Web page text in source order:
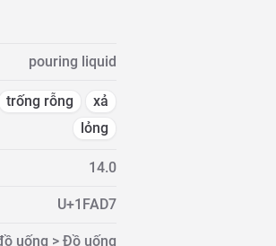
pouring liquid
trống rỗng
xả
lỏng
14.0
U+1FAD7
uống > Đồ uống